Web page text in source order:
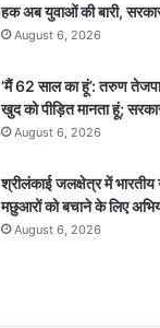
हक अब युवाओं की बारी, सरकार
August 6, 2026
‘मैं 62 साल का हूं’: तरुण
खुद को पीड़ित मानता हूं;
August 6, 2026
श्रीलंकाई जलक्षेत्र में भारतीय
मछुआरों को बचाने के लिए
August 6, 2026